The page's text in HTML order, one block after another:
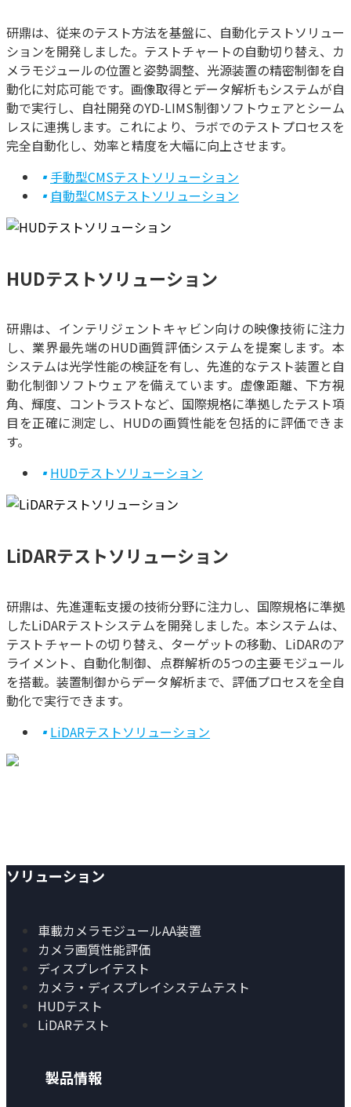
研鼎は、従来のテスト方法を基盤に、自動化テストソリュー
ションを開発しました。テストチャートの自動切り替え、カ
メラモジュールの位置と姿勢調整、光源装置の精密制御を自
動化に対応可能です。画像取得とデータ解析もシステムが自
動で実行し、自社開発のYD-LIMS制御ソフトウェアとシーム
レスに連携します。これにより、ラボでのテストプロセスを
完全自動化し、効率と精度を大幅に向上させます。
▪ 手動型CMSテストソリューション
▪ 自動型CMSテストソリューション
HUDテストソリューション
研鼎は、インテリジェントキャビン向けの映像技術に注力
し、業界最先端のHUD画質評価システムを提案します。本
システムは光学性能の検証を有し、先進的なテスト装置と自
動化制御ソフトウェアを備えています。虚像距離、下方視
角、輝度、コントラストなど、国際規格に準拠したテスト項
目を正確に測定し、HUDの画質性能を包括的に評価できま
す。
▪ HUDテストソリューション
LiDARテストソリューション
研鼎は、先進運転支援の技術分野に注力し、国際規格に準拠
したLiDARテストシステムを開発しました。本システムは、
テストチャートの切り替え、ターゲットの移動、LiDARのア
ライメント、自動化制御、点群解析の5つの主要モジュール
を搭載。装置制御からデータ解析まで、評価プロセスを全自
動化で実行できます。
▪ LiDARテストソリューション
ソリューション
車載カメラモジュールAA装置
カメラ画質性能評価
ディスプレイテスト
カメラ・ディスプレイシステムテスト
HUDテスト
LiDARテスト
製品情報